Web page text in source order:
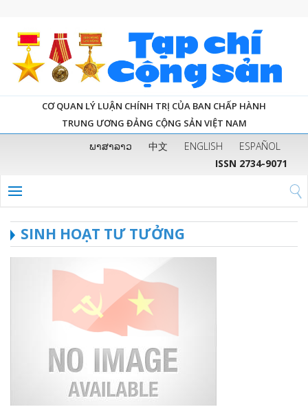
CƠ QUAN LÝ LUẬN CHÍNH TRỊ CỦA BAN CHẤP HÀNH
TRUNG ƯƠNG ĐẢNG CỘNG SẢN VIỆT NAM
ພາສາລາວ 中文 ENGLISH
ESPAÑOL
ISSN 2734-9071
SINH HOẠT TƯ TƯỞNG